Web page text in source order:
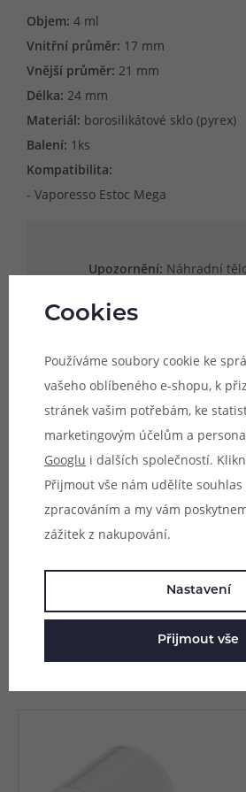
Objem: 4 ml
Vnitřní průměr: 17 mm
Vnější průměr: 21 mm
Délka: 24 mm
Materiál: borosilikátové sklo (pyrex)
Balení: 1ks
Kompatibilita:
- Vaporesso Estoc Mega
Upozornění: Náhradní
název je uveden v popisu
orientační a není zaručena
jinými modely atomizérů,
rozměrově
Parametry
Cookies
Používáme soubory cookie ke
vašeho oblíbeného e-shopu, k
stránek vašim potřebám, ke
marketingovým účelům a
Googlu i dalších společností.
Přijmout vše nám udělíte
zpracováním a my vám
zážitek z nakupování.
Nastavení
Přijmout vše